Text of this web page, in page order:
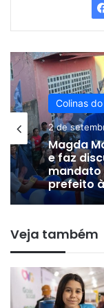
Colinas
2 de
Magda
e faz
mandato
prefeito
Veja também